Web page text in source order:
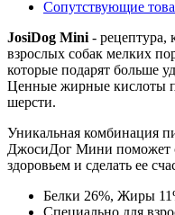
Сопутствующие
JosiDog Mini - рецептура,
взрослых собак мелких
которые подарят больше
Ценные жирные кислоты
шерсти.
Уникальная комбинация
ДжосиДог Мини поможет
здоровьем и сделать ее
Белки 26%, Жиры
Специально для